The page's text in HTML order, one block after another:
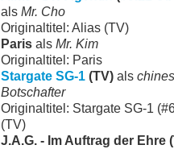
als Mr. Cho
Originaltitel: Alias (TV)
Paris als Mr. Kim
Originaltitel: Paris
Stargate SG-1 (TV) als
Botschafter
Originaltitel: Stargate SG-1
(TV)
J.A.G. - Im Auftrag der Ehre